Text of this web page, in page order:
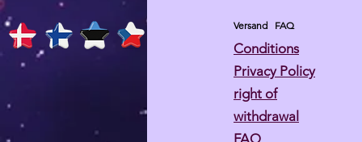
Versand FAQ
Conditions
Privacy Policy
right of
withdrawal
FAQ